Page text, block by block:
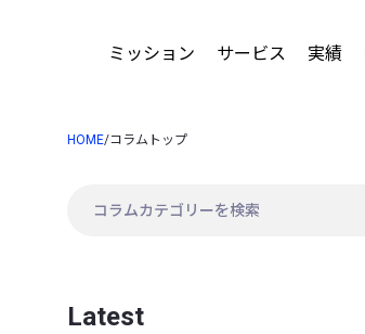
ミッション サービス 実績
HOME/コラムトップ
Latest